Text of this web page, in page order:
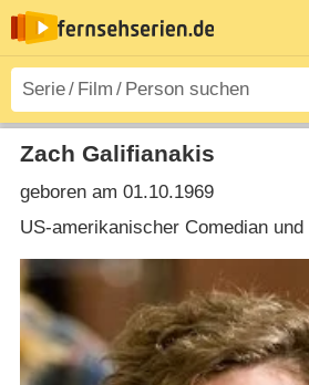
Zach Galifianakis
geboren am 01.10.1969
US-amerikanischer Comedian